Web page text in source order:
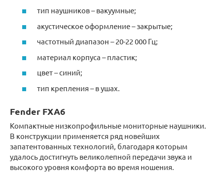
тип наушников – вакуумные;
акустическое оформление – закрытые;
частотный диапазон – 20-22 000 Гц;
материал корпуса – пластик;
цвет – синий;
тип крепления – в ушах.
Fender FXA6
Компактные низкопрофильные мониторные наушники.
В конструкции применяется ряд новейших
запатентованных технологий, благодаря которым
удалось достигнуть великолепной передачи звука и
высокого уровня комфорта во время ношения.